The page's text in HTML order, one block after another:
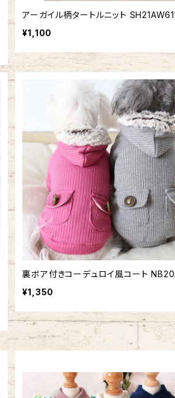
アーガイル柄タートルニット
¥1,100
裏ボア付きコーデュロイ風コート
¥1,350